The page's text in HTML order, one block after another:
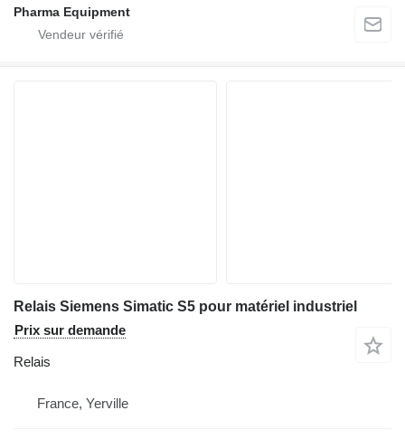
Pharma Equipment
Relais Siemens Simatic S5 pour matériel industriel
Prix sur demande
Relais
France, Yerville